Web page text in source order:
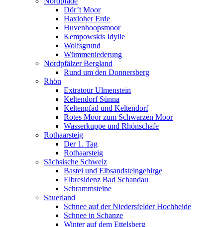
Dör’t Moor
Haxloher Erde
Huvenhoopsmoor
Kempowskis Idylle
Wolfsgrund
Wümmeniederung
Nordpfälzer Bergland
Rund um den Donnersberg
Rhön
Extratour Ulmenstein
Keltendorf Sünna
Keltenpfad und Keltendorf
Rotes Moor zum Schwarzen Moor
Wasserkuppe und Rhönschafe
Rothaarsteig
Der 1. Tag
Rothaarsteig
Sächsische Schweiz
Bastei und Elbsandsteingebirge
Elbresidenz Bad Schandau
Schrammsteine
Sauerland
Schnee auf der Niedersfelder Hochheide
Schnee in Schanze
Winter auf dem Ettelsberg